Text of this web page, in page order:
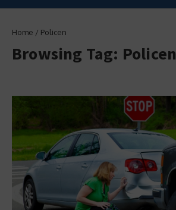
Home / Policen
Browsing Tag: Policen